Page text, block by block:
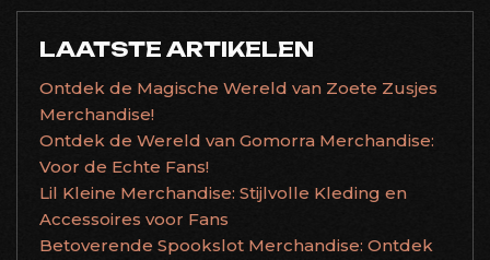
LAATSTE ARTIKELEN
Ontdek de Magische Wereld van Zoete Zusjes
Merchandise!
Ontdek de Wereld van Gomorra Merchandise:
Voor de Echte Fans!
Lil Kleine Merchandise: Stijlvolle Kleding en
Accessoires voor Fans
Betoverende Spookslot Merchandise: Ontdek